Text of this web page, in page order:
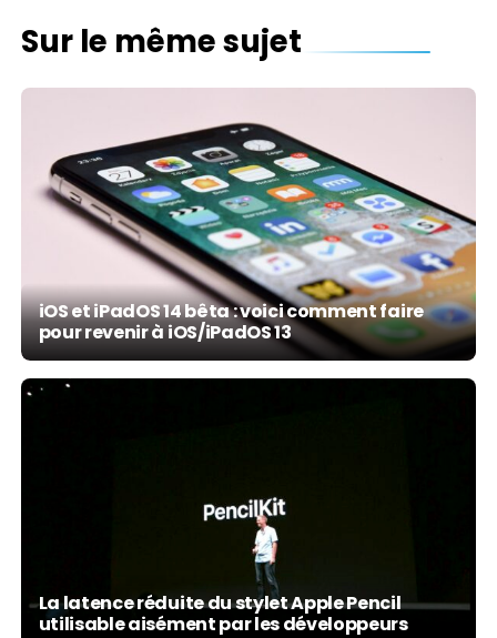
Sur le même sujet
iOS et iPadOS 14 bêta : voici comment faire
pour revenir à iOS/iPadOS 13
La latence réduite du stylet Apple Pencil
utilisable aisément par les développeurs